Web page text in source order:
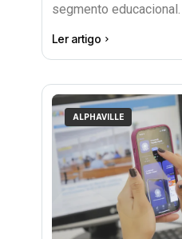
segmento educacional.
Ler artigo
ALPHAVILLE